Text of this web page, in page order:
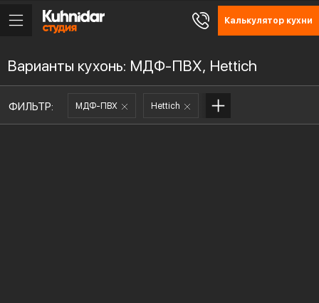
Калькулятор кухни
Варианты кухонь: МДФ-ПВХ, Hettich
ФИЛЬТР: МДФ-ПВХ Hettich